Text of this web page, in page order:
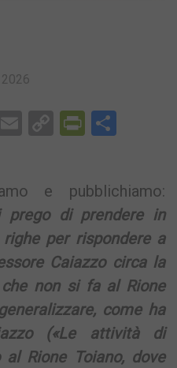
X EmailCopy
e pubblichiamo:
prego di prendere in
per rispondere a
Caiazzo circa la
non si fa al Rione
come ha
(«Le attività di
Rione Toiano, dove